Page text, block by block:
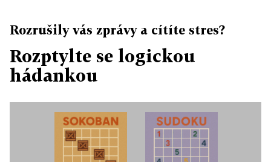
Rozrušily vás zprávy a cítíte stres?
Rozptylte se logickou
hádankou